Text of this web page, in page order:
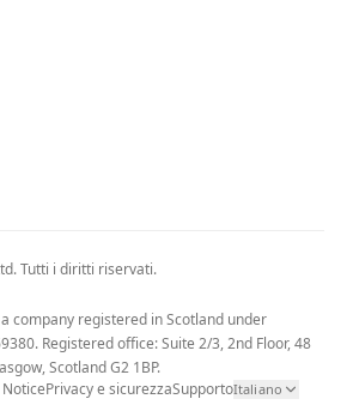
Tutti i diritti riservati.
a company registered in Scotland under
Registered office: Suite 2/3, 2nd Floor, 48
Scotland G2 1BP.
Privacy e sicurezzaSupportoItaliano